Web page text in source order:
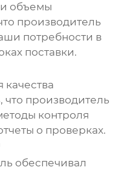
объемы
производитель
потребности в
поставки.
качества
что производитель
контроля
о проверках.
обеспечивал